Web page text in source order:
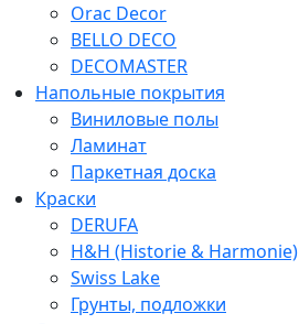
Orac Decor
BELLO DECO
DECOMASTER
Напольные покрытия
Виниловые полы
Ламинат
Паркетная доска
Краски
DERUFA
H&H (Historie & Harmonie)
Swiss Lake
Грунты, подложки